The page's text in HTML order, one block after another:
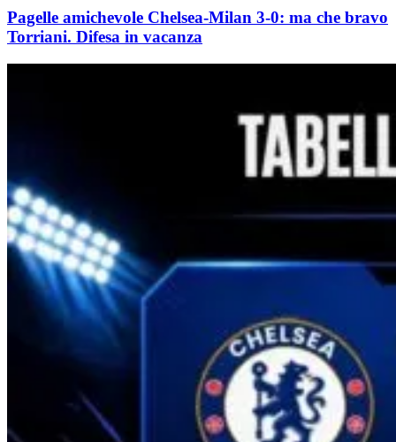
Pagelle amichevole Chelsea-Milan 3-0: ma che bravo
Torriani. Difesa in vacanza